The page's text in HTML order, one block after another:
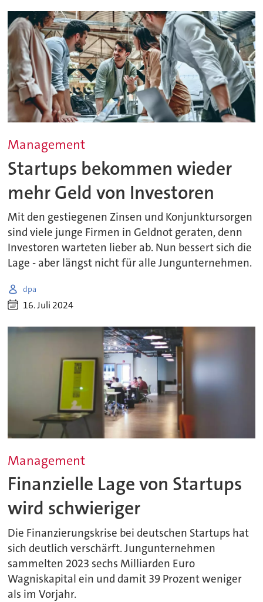
Management
Startups bekommen wieder
mehr Geld von Investoren
Mit den gestiegenen Zinsen und Konjunktursorgen
sind viele junge Firmen in Geldnot geraten, denn
Investoren warteten lieber ab. Nun bessert sich die
Lage - aber längst nicht für alle Jungunternehmen.
dpa
16. Juli 2024
Management
Finanzielle Lage von Startups
wird schwieriger
Die Finanzierungskrise bei deutschen Startups hat
sich deutlich verschärft. Jungunternehmen
sammelten 2023 sechs Milliarden Euro
Wagniskapital ein und damit 39 Prozent weniger
als im Vorjahr.